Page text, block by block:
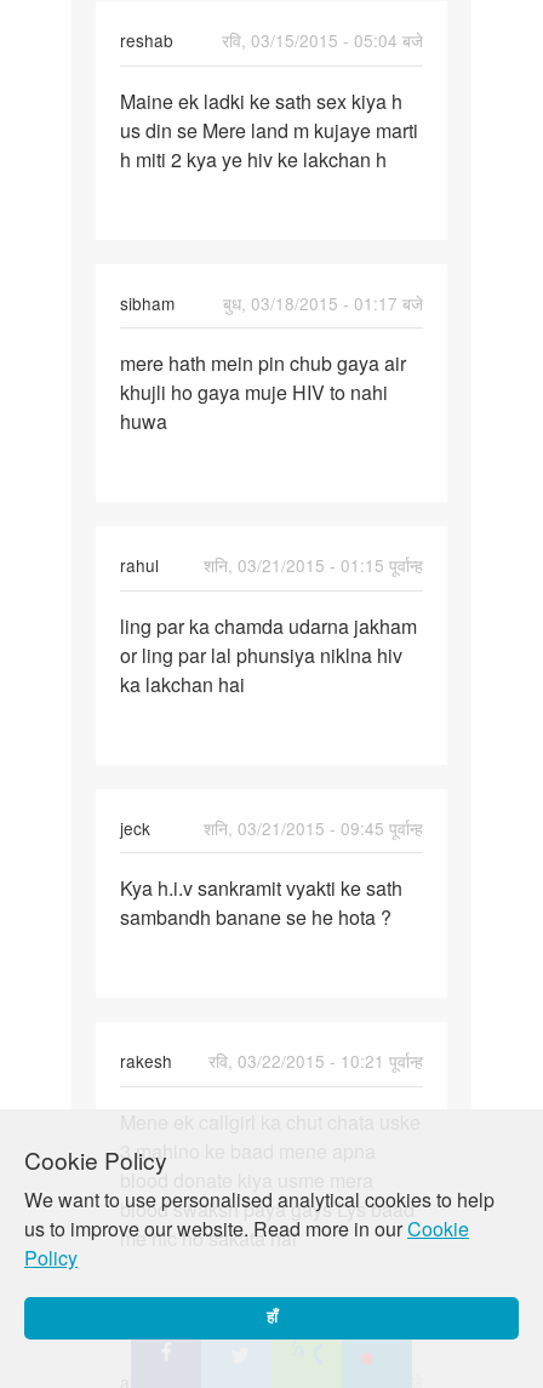
Cookie Policy
We want to use personalised analytical cookies to help
us to improve our website. Read more in ourCookie
Policy
हाँ
by
Pappu
reshab
रवि, 03/15/2015 - 05:04 बजे
Maine
ek
ladki
Maine ek ladki ke sath sex kiya h
us din se Mere land m kujaye marti
h miti 2 kya ye hiv ke lakchan h
sibham
बुध, 03/18/2015 - 01:17 बजे
mere
hath
mein
mere hath mein pin chub gaya air
khujli ho gaya muje HIV to nahi
huwa
rahul
शनि, 03/21/2015 - 01:15 पूर्वान्ह
ling
par
ka
ling par ka chamda udarna jakham
or ling par lal phunsiya niklna hiv
ka lakchan hai
jeck
शनि, 03/21/2015 - 09:45 पूर्वान्ह
Kya
h.i.v
Kya h.i.v sankramit vyakti ke sath
sambandh banane se he hota ?
rakesh
रवि, 03/22/2015 - 10:21 पूर्वान्ह
callgirl
ka
chut
3 mahino ke baad mene apna
blood donate kiya usme mera
blood swaksh paya gays Lys baad
me hic ho sakata hai